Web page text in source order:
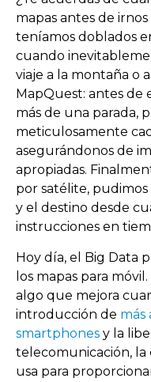
mapas antes de
teníamos doblados
cuando
viaje a la montaña o
MapQuest: antes de
más de una parada,
meticulosamente
asegurándonos de
apropiadas.
por satélite,
y el destino desde
instrucciones en
Hoy día, el Big Data
los mapas para
algo que mejora
introducción de más
smartphones y la
telecomunicación, la
usa para